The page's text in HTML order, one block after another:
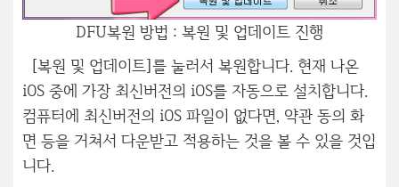
DFU복원 방법 : 복원 및 업데이트 진행
[복원 및 업데이트]를 눌러서 복원합니다. 현재 나온
iOS 중에 가장 최신버전의 iOS를 자동으로 설치합니다.
컴퓨터에 최신버전의 iOS 파일이 없다면, 약관 동의 화
면 등을 거쳐서 다운받고 적용하는 것을 볼 수 있을 것입
니다.